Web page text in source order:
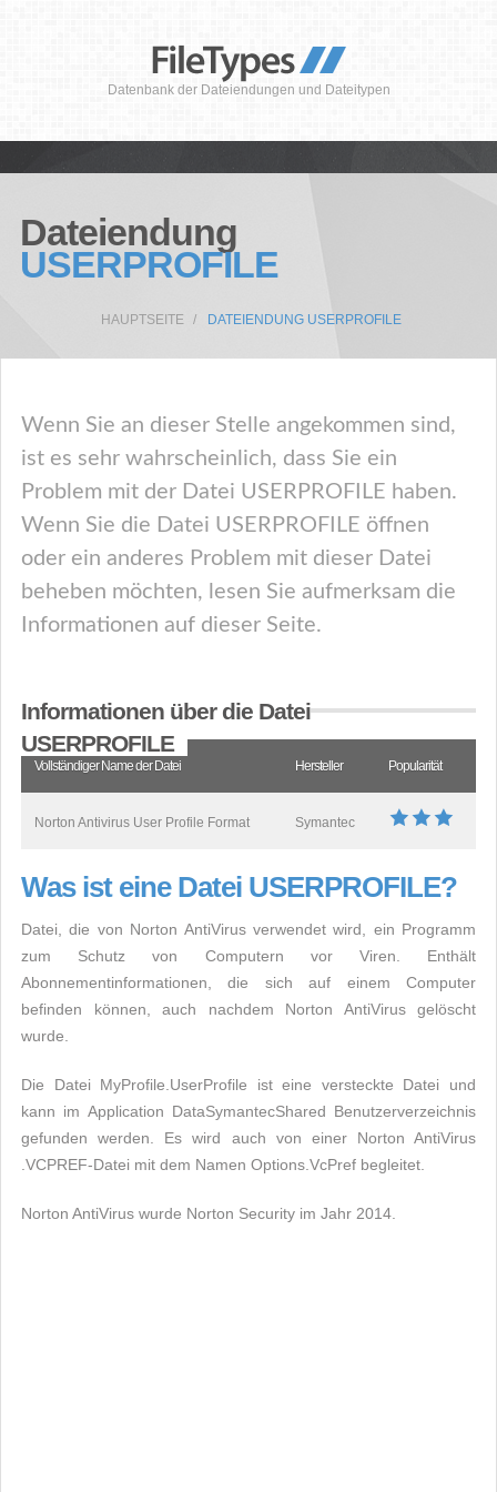
Datenbank der Dateiendungen und Dateitypen
Dateiendung
USERPROFILE
HAUPTSEITE DATEIENDUNG USERPROFILE
Wenn Sie an dieser Stelle angekommen sind,
ist es sehr wahrscheinlich, dass Sie ein
Problem mit der Datei USERPROFILE haben.
Wenn Sie die Datei USERPROFILE öffnen
oder ein anderes Problem mit dieser Datei
beheben möchten, lesen Sie aufmerksam die
Informationen auf dieser Seite.
Informationen über die Datei
USERPROFILE
Vollständiger Name der Datei Hersteller Popularität
Norton Antivirus User Profile Format Symantec
Was ist eine Datei USERPROFILE?
Datei, die von Norton AntiVirus verwendet wird, ein Programm
zum Schutz von Computern vor Viren. Enthält
Abonnementinformationen, die sich auf einem Computer
befinden können, auch nachdem Norton AntiVirus gelöscht
wurde.
Die Datei MyProfile.UserProfile ist eine versteckte Datei und
kann im Application DataSymantecShared Benutzerverzeichnis
gefunden werden. Es wird auch von einer Norton AntiVirus
.VCPREF-Datei mit dem Namen Options.VcPref begleitet.
Norton AntiVirus wurde Norton Security im Jahr 2014.